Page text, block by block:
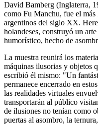
David Bamberg (Inglaterra,
como Fu Manchu, fue el más
argentinos del siglo XX.
holandeses, construyó un
humorístico, hecho de
La muestra reunirá los
máquinas ilusorias y objetos
escribió él mismo: "Un
permanece encerrado en
las realidades virtuales
transportarán al público
de ilusiones no tenían como
puertas al asombro, la